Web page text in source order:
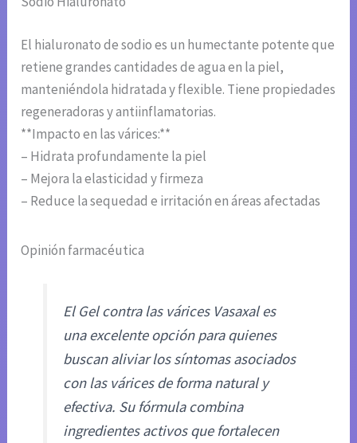
El hialuronato de sodio es un humectante potente que
retiene grandes cantidades de agua en la piel,
manteniéndola hidratada y flexible. Tiene propiedades
regeneradoras y antiinflamatorias.
**Impacto en las várices:**
– Hidrata profundamente la piel
– Mejora la elasticidad y firmeza
– Reduce la sequedad e irritación en áreas afectadas
Opinión farmacéutica
El Gel contra las várices Vasaxal es
una excelente opción para quienes
buscan aliviar los síntomas asociados
con las várices de forma natural y
efectiva. Su fórmula combina
ingredientes activos que fortalecen